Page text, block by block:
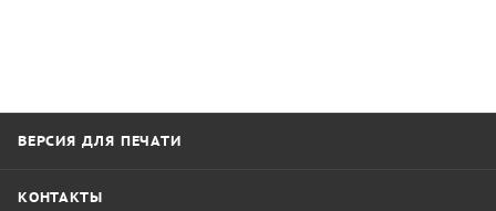
ВЕРСИЯ ДЛЯ ПЕЧАТИ
КОНТАКТЫ